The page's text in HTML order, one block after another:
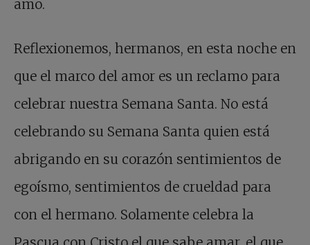
amo.
Reflexionemos, hermanos, en esta noche en
que el marco del amor es un reclamo para
celebrar nuestra Semana Santa. No está
celebrando su Semana Santa quien está
abrigando en su corazón sentimientos de
egoísmo, sentimientos de crueldad para
con el hermano. Solamente celebra la